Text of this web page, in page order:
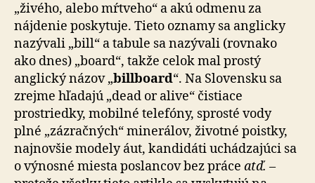
„živého, alebo mŕtveho“ a akú odmenu za
nájdenie poskytuje. Tieto oznamy sa anglicky
nazývali „bill“ a tabule sa nazývali (rovnako
ako dnes) „board“, takže celok mal prostý
anglický názov „billboard“. Na Slovensku sa
zrejme hľadajú „dead or alive“ čistiace
prostriedky, mobilné telefóny, sprosté vody
plné „zázračných“ minerálov, životné poistky,
najnovšie modely áut, kandidáti uchádzajúci sa
o výnosné miesta poslancov bez práce atď. –